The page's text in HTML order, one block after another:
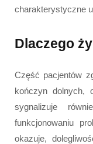
charakterystyczne
Dlaczego
Część pacjentów
kończyn dolnych,
sygnalizuje
funkcjonowaniu
okazuje,